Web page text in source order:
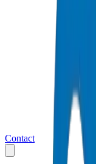
Contact